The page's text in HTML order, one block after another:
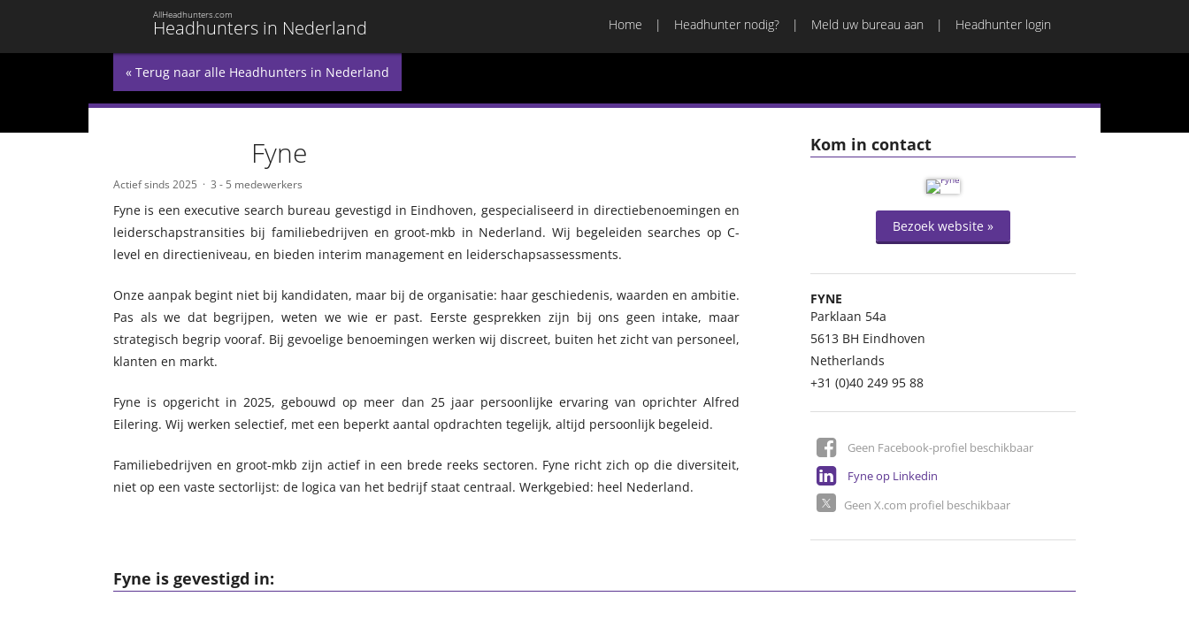
Headhunters in Nederland
AllHeadhunters.com
Home Headhunter nodig? Meld uw bureau aan Headhunter login
« Terug naar alle Headhunters in Nederland
Kom in contact
Bezoek website »
FYNE
Parklaan 54a
5613 BH Eindhoven
Netherlands
+31 (0)40 249 95 88
Geen Facebook-profiel beschikbaar
Fyne op Linkedin
Geen X.com profiel beschikbaar
Fyne
Actief sinds 2025 3 - 5 medewerkers
Fyne is een executive search bureau gevestigd in Eindhoven, gespecialiseerd in directiebenoemingen en
leiderschapstransities bij familiebedrijven en groot-mkb in Nederland. Wij begeleiden searches op C-
level en directieniveau, en bieden interim management en leiderschapsassessments.
Onze aanpak begint niet bij kandidaten, maar bij de organisatie: haar geschiedenis, waarden en ambitie.
Pas als we dat begrijpen, weten we wie er past. Eerste gesprekken zijn bij ons geen intake, maar
strategisch begrip vooraf. Bij gevoelige benoemingen werken wij discreet, buiten het zicht van personeel,
klanten en markt.
Fyne is opgericht in 2025, gebouwd op meer dan 25 jaar persoonlijke ervaring van oprichter Alfred
Eilering. Wij werken selectief, met een beperkt aantal opdrachten tegelijk, altijd persoonlijk begeleid.
Familiebedrijven en groot-mkb zijn actief in een brede reeks sectoren. Fyne richt zich op die diversiteit,
niet op een vaste sectorlijst: de logica van het bedrijf staat centraal. Werkgebied: heel Nederland.
Fyne is gevestigd in: